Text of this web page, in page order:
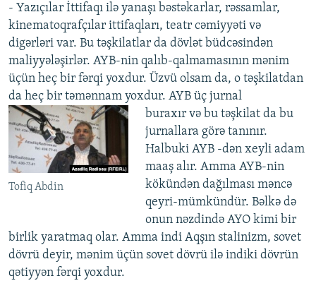
- Yazıçılar İttifaqı ilə yanaşı bəstəkarlar, rəssamlar,
kinematoqrafçılar ittifaqları, teatr cəmiyyəti və
digərləri var. Bu təşkilatlar da dövlət büdcəsindən
maliyyələşirlər. AYB-nin qalıb-qalmamasının mənim
üçün heç bir fərqi yoxdur. Üzvü olsam da, o təşkilatdan
da heç bir təmənnam yoxdur. AYB üç jurnal
Tofiq Abdin
buraxır və bu təşkilat da bu
jurnallara görə tanınır.
Halbuki AYB -dən xeyli adam
maaş alır. Amma AYB-nin
kökündən dağılması məncə
qeyri-mümkündür. Bəlkə də
onun nəzdində AYO kimi bir
birlik yaratmaq olar. Amma indi Aqşın stalinizm, sovet
dövrü deyir, mənim üçün sovet dövrü ilə indiki dövrün
qətiyyən fərqi yoxdur.